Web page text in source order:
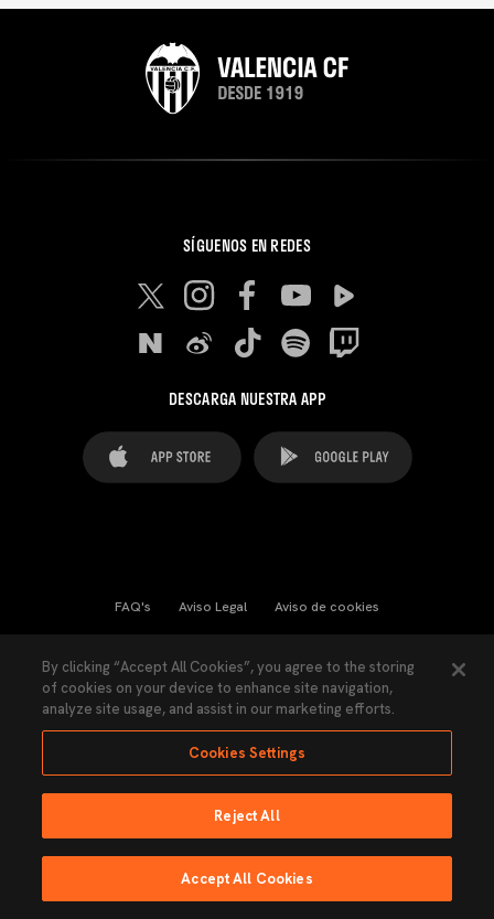
SÍGUENOS EN REDES
DESCARGA NUESTRA APP
FAQ's Aviso Legal Aviso de cookies
Ley Transparencia Política de Privacidad
Accesibilidad
Ninguna parte de esta página puede ser reproducida sin el permiso del Valencia
Hecho por Lobo.
By clicking “Accept All Cookies”, you agree to the storing
of cookies on your device to enhance site navigation,
analyze site usage, and assist in our marketing efforts.
Cookies Settings
Reject All
Accept All Cookies